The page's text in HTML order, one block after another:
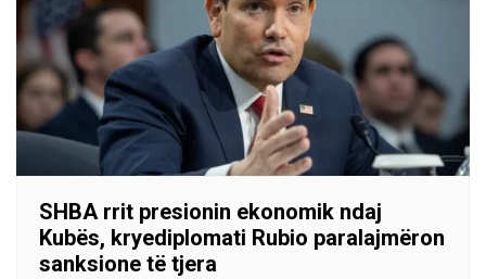
SHBA rrit presionin ekonomik ndaj
Kubës, kryediplomati Rubio paralajmëron
sanksione të tjera